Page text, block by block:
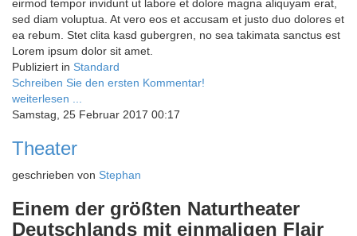
eirmod tempor invidunt ut labore et dolore magna aliquyam erat,
sed diam voluptua. At vero eos et accusam et justo duo dolores et
ea rebum. Stet clita kasd gubergren, no sea takimata sanctus est
Lorem ipsum dolor sit amet.
Publiziert in Standard
Schreiben Sie den ersten Kommentar!
weiterlesen ...
Samstag, 25 Februar 2017 00:17
Theater
geschrieben von Stephan
Einem der größten Naturtheater
Deutschlands mit einmaligen Flair